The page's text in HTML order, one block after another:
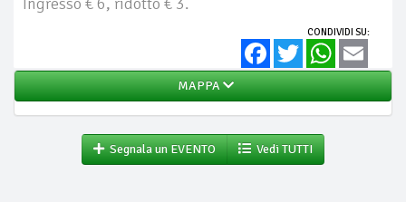
CONDIVIDI SU:
FacebookTwitter WhatsApp
MAPPA
Segnala un EVENTO Vedi TUTTI